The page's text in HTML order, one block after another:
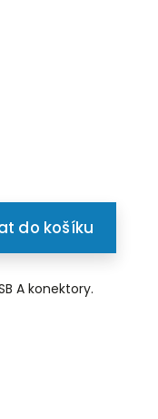
do košíku
A konektory.